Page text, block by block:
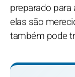
preparado
elas são
também pode